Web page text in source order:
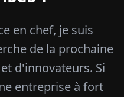
en chef, je suis
de la prochaine
d'innovateurs. Si
entreprise à fort